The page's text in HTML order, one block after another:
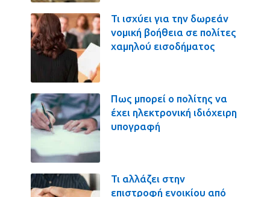
Τι ισχύει για την δωρεάν
νομική βοήθεια σε πολίτες
χαμηλού εισοδήματος
Πως μπορεί ο πολίτης να
έχει ηλεκτρονική ιδιόχειρη
υπογραφή
Τι αλλάζει στην
επιστροφή ενοικίου από